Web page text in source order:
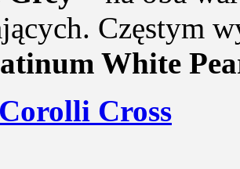
Częstym
White
Cross